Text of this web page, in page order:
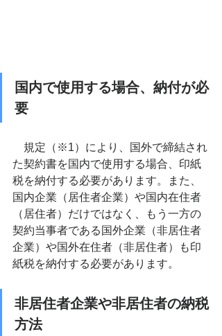
国内で使用する場合、納付が必
要
規定（※1）により、国外で締結され
た契約書を国内で使用する場合、印紙
税を納付する必要があります。また、
国内企業（居住者企業）や国内在住者
（居住者）だけではなく、もう一方の
契約当事者である国外企業（非居住者
企業）や国外在住者（非居住者）も印
紙税を納付する必要があります。
非居住者企業や非居住者の納税
方法